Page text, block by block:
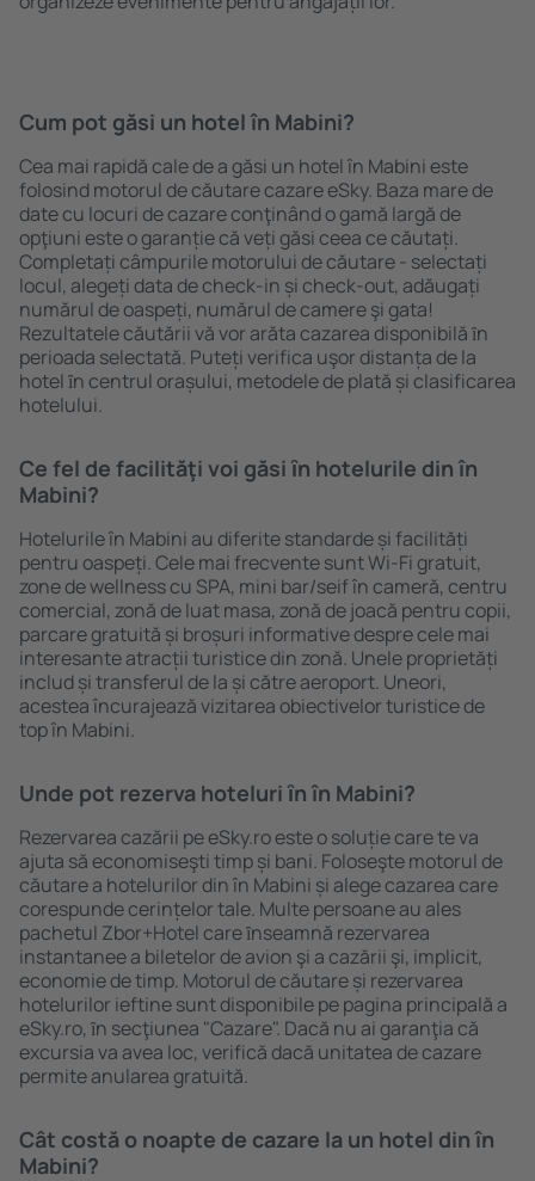
Cum pot găsi un hotel în Mabini?
Cea mai rapidă cale de a găsi un hotel în Mabini este
folosind motorul de căutare cazare eSky. Baza mare de
date cu locuri de cazare conţinând o gamă largă de
opţiuni este o garanție că veți găsi ceea ce căutați.
Completați câmpurile motorului de căutare - selectați
locul, alegeți data de check-in și check-out, adăugați
numărul de oaspeți, numărul de camere şi gata!
Rezultatele căutării vă vor arăta cazarea disponibilă ȋn
perioada selectată. Puteți verifica uşor distanța de la
hotel ȋn centrul orașului, metodele de plată și clasificarea
hotelului.
Ce fel de facilităţi voi găsi ȋn hotelurile din în
Mabini?
Hotelurile în Mabini au diferite standarde și facilități
pentru oaspeți. Cele mai frecvente sunt Wi-Fi gratuit,
zone de wellness cu SPA, mini bar/seif în cameră, centru
comercial, zonă de luat masa, zonă de joacă pentru copii,
parcare gratuită și broșuri informative despre cele mai
interesante atracții turistice din zonă. Unele proprietăți
includ și transferul de la și către aeroport. Uneori,
acestea încurajează vizitarea obiectivelor turistice de
top în Mabini.
Unde pot rezerva hoteluri ȋn în Mabini?
Rezervarea cazării pe eSky.ro este o soluție care te va
ajuta să economiseşti timp și bani. Foloseşte motorul de
căutare a hotelurilor din în Mabini și alege cazarea care
corespunde cerințelor tale. Multe persoane au ales
pachetul Zbor+Hotel care ȋnseamnă rezervarea
instantanee a biletelor de avion şi a cazării şi, implicit,
economie de timp. Motorul de căutare și rezervarea
hotelurilor ieftine sunt disponibile pe pagina principală a
eSky.ro, ȋn secţiunea "Cazare". Dacă nu ai garanţia că
excursia va avea loc, verifică dacă unitatea de cazare
permite anularea gratuită.
Cât costă o noapte de cazare la un hotel din în
Mabini?